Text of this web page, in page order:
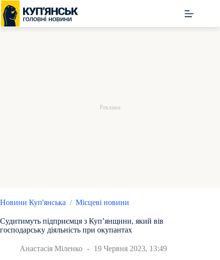
Перейти
до
вмісту
Новини Куп'янська / Місцеві новини
Судитимуть підприємця з Куп’янщини, який вів
господарську діяльність при окупантах
Анастасія Міленко 19 Червня 2023, 13:49